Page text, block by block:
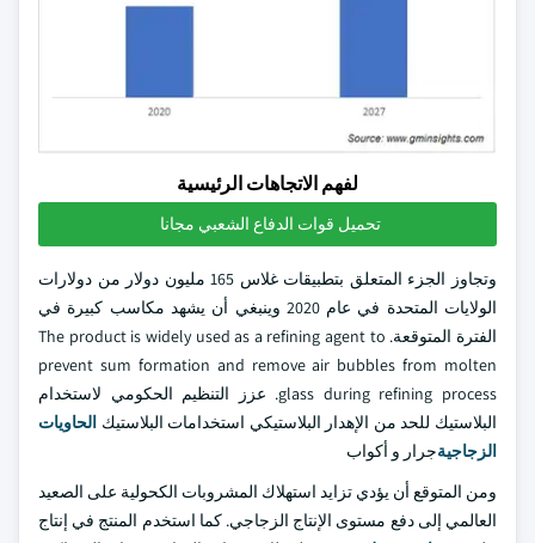
لفهم الاتجاهات الرئيسية
تحميل قوات الدفاع الشعبي مجانا
وتجاوز الجزء المتعلق بتطبيقات غلاس 165 مليون دولار من دولارات
الولايات المتحدة في عام 2020 وينبغي أن يشهد مكاسب كبيرة في
الفترة المتوقعة. The product is widely used as a refining agent to
prevent sum formation and remove air bubbles from molten
glass during refining process. عزز التنظيم الحكومي لاستخدام
البلاستيك للحد من الإهدار البلاستيكي استخدامات البلاستيك الحاويات
الزجاجيةجرار و أكواب
ومن المتوقع أن يؤدي تزايد استهلاك المشروبات الكحولية على الصعيد
العالمي إلى دفع مستوى الإنتاج الزجاجي. كما استخدم المنتج في إنتاج